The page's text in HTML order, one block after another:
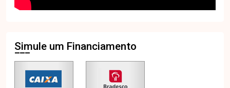
Simule um Financiamento